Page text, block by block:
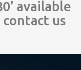
available
us